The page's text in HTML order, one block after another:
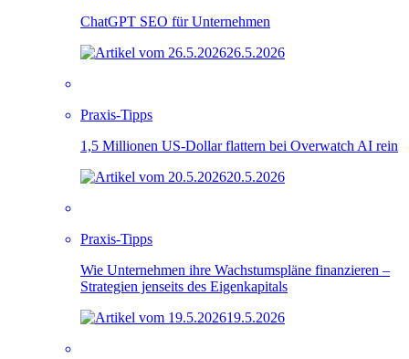
ChatGPT SEO für Unternehmen
26.5.2026
Praxis-Tipps
1,5 Millionen US-Dollar flattern bei Overwatch AI rein
20.5.2026
Praxis-Tipps
Wie Unternehmen ihre Wachstumspläne finanzieren –
Strategien jenseits des Eigenkapitals
19.5.2026